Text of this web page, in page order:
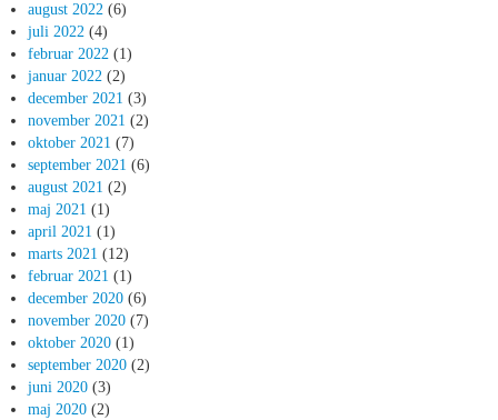
august 2022 (6)
juli 2022 (4)
februar 2022 (1)
januar 2022 (2)
december 2021 (3)
november 2021 (2)
oktober 2021 (7)
september 2021 (6)
august 2021 (2)
maj 2021 (1)
april 2021 (1)
marts 2021 (12)
februar 2021 (1)
december 2020 (6)
november 2020 (7)
oktober 2020 (1)
september 2020 (2)
juni 2020 (3)
maj 2020 (2)